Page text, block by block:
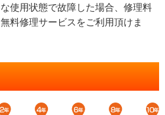
使用状態で故障した場合、修理料
料修理サービスをご利用頂けま